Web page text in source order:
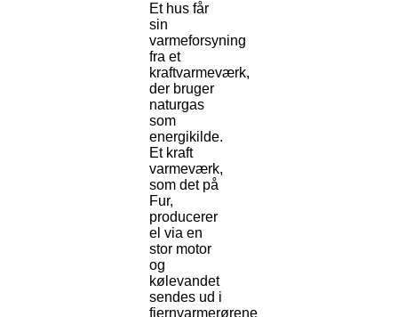
Et hus får
sin
varmeforsyning
fra et
kraftvarmeværk,
der bruger
naturgas
som
energikilde.
Et kraft
varmeværk,
som det på
Fur,
producerer
el via en
stor motor
og
kølevandet
sendes ud i
fjernvarmerørene